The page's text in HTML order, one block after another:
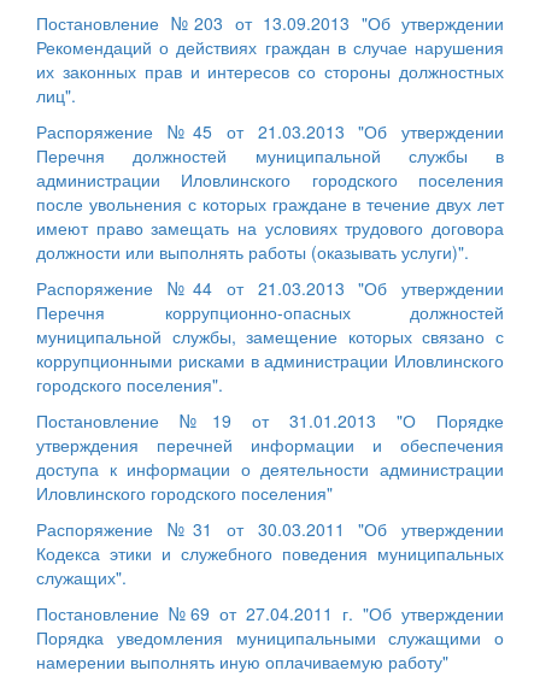
Постановление №203 от 13.09.2013 "Об утверждении
Рекомендаций о действиях граждан в случае нарушения
их законных прав и интересов со стороны должностных
лиц".
Распоряжение №45 от 21.03.2013 "Об утверждении
Перечня должностей муниципальной службы в
администрации Иловлинского городского поселения
после увольнения с которых граждане в течение двух лет
имеют право замещать на условиях трудового договора
должности или выполнять работы (оказывать услуги)".
Распоряжение №44 от 21.03.2013 "Об утверждении
Перечня коррупционно-опасных должностей
муниципальной службы, замещение которых связано с
коррупционными рисками в администрации Иловлинского
городского поселения".
Постановление №19 от 31.01.2013 "О Порядке
утверждения перечней информации и обеспечения
доступа к информации о деятельности администрации
Иловлинского городского поселения"
Распоряжение №31 от 30.03.2011 "Об утверждении
Кодекса этики и служебного поведения муниципальных
служащих".
Постановление №69 от 27.04.2011 г. "Об утверждении
Порядка уведомления муниципальными служащими о
намерении выполнять иную оплачиваемую работу"